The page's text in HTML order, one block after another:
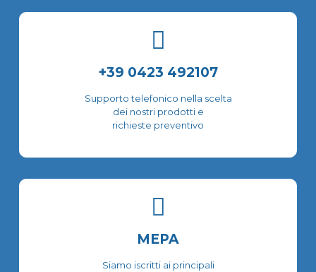
scelte
del
+39 0423 492107
Supporto telefonico nella scelta
dei nostri prodotti e
richieste preventivo
MEPA
Siamo iscritti ai principali